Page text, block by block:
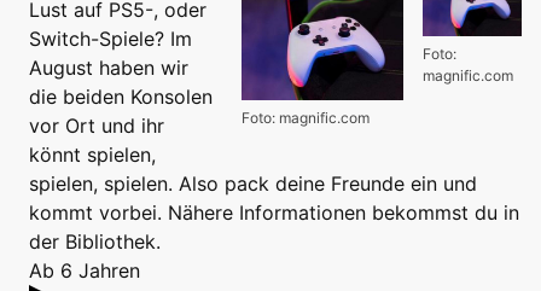
Foto:
magnific.com
Foto: magnific.com
Lust auf PS5-, oder
Switch-Spiele? Im
August haben wir
die beiden Konsolen
vor Ort und ihr
könnt spielen,
spielen, spielen. Also pack deine Freunde ein und
kommt vorbei. Nähere Informationen bekommst du in
der Bibliothek.
Ab 6 Jahren